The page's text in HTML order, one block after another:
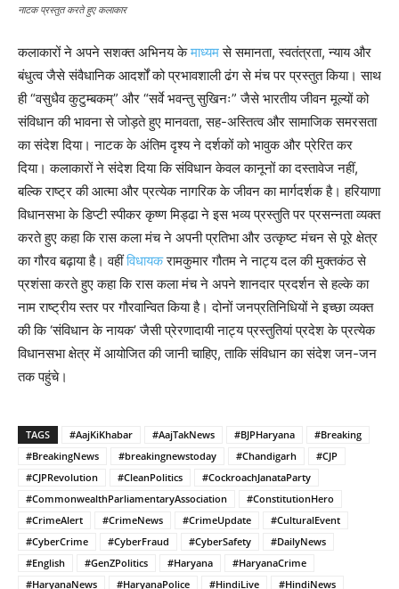
नाटक प्रस्तुत करते हुए कलाकार
कलाकारों ने अपने सशक्त अभिनय केमाध्यमसे समानता, स्वतंत्रता, न्याय और
बंधुत्व जैसे संवैधानिक आदर्शों को प्रभावशाली ढंग से मंच पर प्रस्तुत किया। साथ
ही “वसुधैव कुटुम्बकम्” और “सर्वे भवन्तु सुखिनः” जैसे भारतीय जीवन मूल्यों को
संविधान की भावना से जोड़ते हुए मानवता, सह-अस्तित्व और सामाजिक समरसता
का संदेश दिया। नाटक के अंतिम दृश्य ने दर्शकों को भावुक और प्रेरित कर
दिया। कलाकारों ने संदेश दिया कि संविधान केवल कानूनों का दस्तावेज नहीं,
बल्कि राष्ट्र की आत्मा और प्रत्येक नागरिक के जीवन का मार्गदर्शक है। हरियाणा
विधानसभा के डिप्टी स्पीकर कृष्ण मिड्ढा ने इस भव्य प्रस्तुति पर प्रसन्नता व्यक्त
करते हुए कहा कि रास कला मंच ने अपनी प्रतिभा और उत्कृष्ट मंचन से पूरे क्षेत्र
का गौरव बढ़ाया है। वहींविधायकरामकुमार गौतम ने नाट्य दल की मुक्तकंठ से
प्रशंसा करते हुए कहा कि रास कला मंच ने अपने शानदार प्रदर्शन से हल्के का
नाम राष्ट्रीय स्तर पर गौरवान्वित किया है। दोनों जनप्रतिनिधियों ने इच्छा व्यक्त
की कि ‘संविधान के नायक’ जैसी प्रेरणादायी नाट्य प्रस्तुतियां प्रदेश के प्रत्येक
विधानसभा क्षेत्र में आयोजित की जानी चाहिए, ताकि संविधान का संदेश जन-जन
तक पहुंचे।
TAGS #AajKiKhabar #AajTakNews #BJPHaryana
#Breaking
#BreakingNews
#breakingnewstoday #Chandigarh
#CJP
#CJPRevolution
#CleanPolitics
#CockroachJanataParty
#CommonwealthParliamentaryAssociation
#ConstitutionHero
#CrimeAlert
#CrimeNews #CrimeUpdate
#CulturalEvent
#CyberCrime
#CyberFraud #CyberSafety
#DailyNews
#English
#GenZPolitics #Haryana
#HaryanaCrime
#HaryanaNews
#HaryanaPolice #HindiLive
#HindiNews